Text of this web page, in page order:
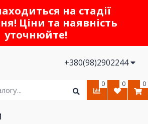
на стадії
Ціни та наявність
уточнюйте!
+380(98)2902244
0 0 0